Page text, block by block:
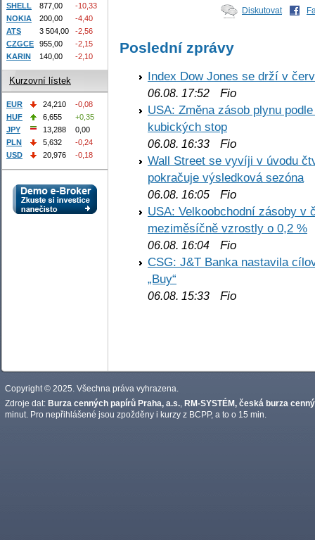
Diskutovat
Poslední zprávy
Index Dow Jones se drží v
06.08. 17:52 Fio
USA: Změna zásob plynu
kubických stop
06.08. 16:33 Fio
Wall Street se vyvíji v úvodu
pokračuje výsledková sezóna
06.08. 16:05 Fio
USA: Velkoobchodní zásoby v
meziměsíčně vzrostly o 0,2 %
06.08. 16:04 Fio
CSG: J&T Banka nastavila
„Buy“
06.08. 15:33 Fio
SHELL 877,00
-10,33
NOKIA
200,00
-4,40
ATS
3 504,00
-2,56
CZGCE
955,00
-2,15
KARIN
140,00 -2,10
Kurzovní lístek
EUR 24,210
-0,08
HUF
6,655
+0,35
JPY
13,288
0,00
PLN
5,632
-0,24
USD
20,976 -0,18
Copyright © 2025. Všechna práva vyhrazena.
Zdroje dat: Burza cenných papírů Praha, a.s. RM-SYSTÉM, česká burza
minut. Pro nepřihlášené jsou zpožděny i kurzy z BCPP, a to o 15 min.